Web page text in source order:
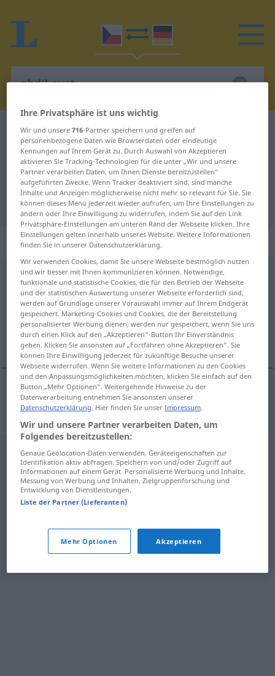
Tschechisch-Deutsch Wörterbuch abdikovat
Tschechisch-Deutsch Übersetzung
für "abdikovat"
"abdikovat" Deutsch Übersetzung
„abdikovat“
abdikovat <(im)pf;-kuji>
Übersicht aller Übersetzungen
(Für mehr Details die Übersetzung anklicken/antippen)
abdanken
abdanken abdikovat
Ihre Privatsphäre ist uns wichtig
Wir und unsere716-Partner speichern und greifen auf
personenbezogene Daten wie Browserdaten oder eindeutige
Kennungen auf Ihrem Gerät zu. Durch Auswahl von Akzeptieren
aktivieren Sie Tracking-Technologien für die unter „Wir und unsere
Partner verarbeiten Daten, um Ihnen Dienste bereitzustellen“
aufgeführten Zwecke. Wenn Tracker deaktiviert sind, sind manche
Inhalte und Anzeigen möglicherweise nicht mehr so relevant für Sie. Sie
können dieses Menü jederzeit wieder aufrufen, um Ihre Einstellungen zu
ändern oder Ihre Einwilligung zu widerrufen, indem Sie auf den Link
Privatsphäre-Einstellungen am unteren Rand der Webseite klicken. Ihre
Einstellungen gelten innerhalb unseres Website. Weitere Informationen
finden Sie in unserer Datenschutzerklärung.
Wir verwenden Cookies, damit Sie unsere Webseite bestmöglich nutzen
und wir besser mit Ihnen kommunizieren können. Notwendige,
funktionale und statistische Cookies, die für den Betrieb der Webseite
und der statistischen Auswertung unserer Webseite erforderlich sind,
werden auf Grundlage unserer Vorauswahl immer auf Ihrem Endgerät
gespeichert. Marketing-Cookies und Cookies, die der Bereitstellung
personalisierter Werbung dienen, werden nur gespeichert, wenn Sie uns
durch einen Klick auf den „Akzeptieren“-Button Ihr Einverständnis
geben. Klicken Sie ansonsten auf „Fortfahren ohne Akzeptieren“. Sie
können Ihre Einwilligung jederzeit für zukünftige Besuche unserer
Webseite widerrufen. Wenn Sie weitere Informationen zu den Cookies
und den Anpassungsmöglichkeiten möchten, klicken Sie einfach auf den
Button „Mehr Optionen“. Weitergehende Hinweise zu der
Datenverarbeitung entnehmen Sie ansonsten unserer
Datenschutzerklärung. Hier finden Sie unserImpressum.
Wir und unsere Partner verarbeiten Daten, um
Folgendes bereitzustellen:
Genaue Geolocation-Daten verwenden. Geräteeigenschaften zur
Identifikation aktiv abfragen. Speichern von und/oder Zugriff auf
Informationen auf einem Gerät. Personalisierte Werbung und Inhalte,
Messung von Werbung und Inhalten, Zielgruppenforschung und
Entwicklung von Dienstleistungen.
Liste der Partner (Lieferanten)
Mehr Optionen Akzeptieren